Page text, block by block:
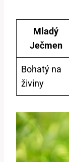
Mladý
Ječmen
Bohatý na
živiny